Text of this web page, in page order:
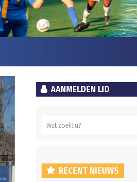
AANMELDEN LID
RECENT NIEUWS